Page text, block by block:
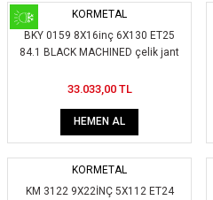
KORMETAL
BKY 0159 8X16inç 6X130 ET25
84.1 BLACK MACHINED çelik jant
33.033,00 TL
HEMEN AL
KORMETAL
KM 3122 9X22İNÇ 5X112 ET24